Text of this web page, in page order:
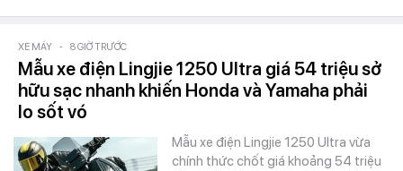
XE MÁY - 8 GIỜ TRƯỚC
Mẫu xe điện Lingjie 1250 Ultra giá 54 triệu sở
hữu sạc nhanh khiến Honda và Yamaha phải
lo sốt vó
Mẫu xe điện Lingjie 1250 Ultra vừa
chính thức chốt giá khoảng 54 triệu